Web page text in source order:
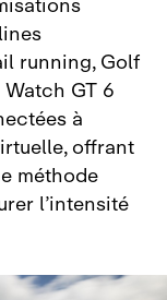
running, Golf
GT 6
à
offrant
méthode
l’intensité